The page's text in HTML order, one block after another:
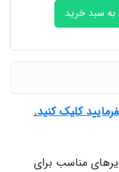
به سبد خرید
کلیک کنید.
مناسب برای